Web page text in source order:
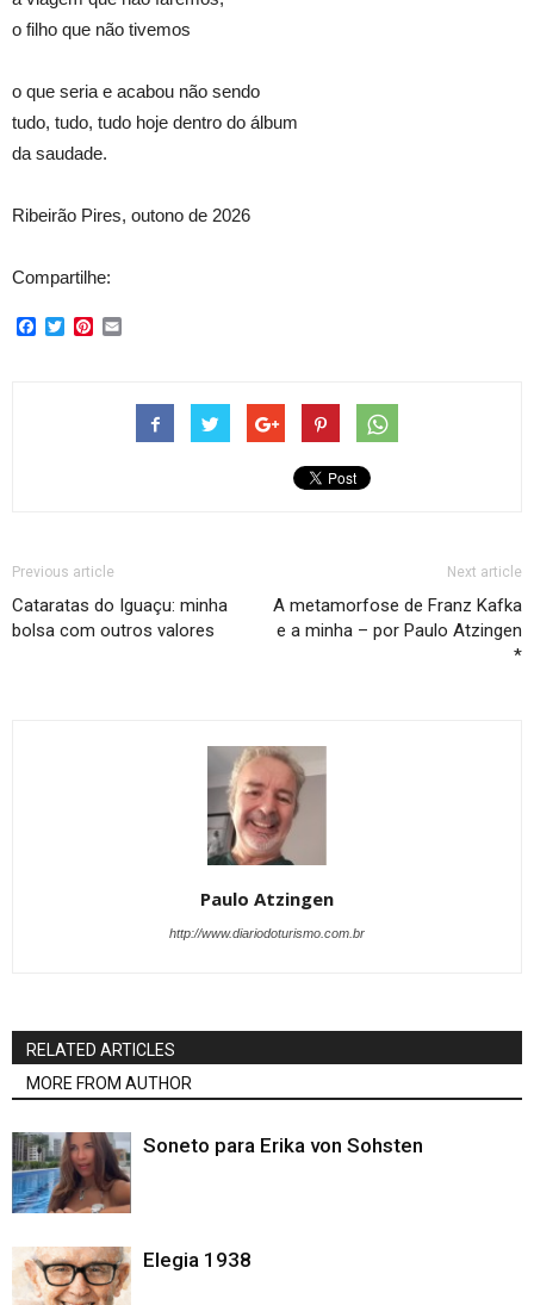
o filho que não tivemos
o que seria e acabou não sendo
tudo, tudo, tudo hoje dentro do álbum
da saudade.
Ribeirão Pires, outono de 2026
Compartilhe:
Facebook
TwitterPinterest
Previous article
Cataratas do Iguaçu: minha
bolsa com outros valores
Next article
A metamorfose de Franz Kafka
e a minha – por Paulo Atzingen
*
Paulo Atzingen
http://www.diariodoturismo.com.br
RELATED ARTICLES
MORE FROM AUTHOR
Soneto para Erika von Sohsten
Elegia 1938